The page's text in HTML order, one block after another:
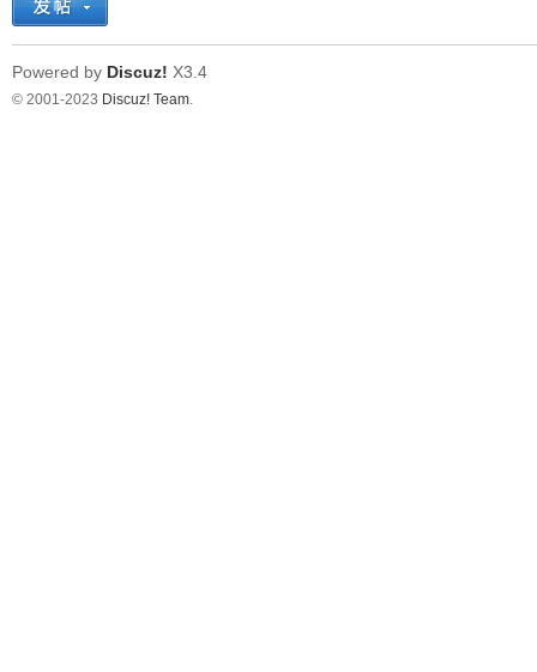
Powered by Discuz! X3.4
© 2001-2023 Discuz! Team.